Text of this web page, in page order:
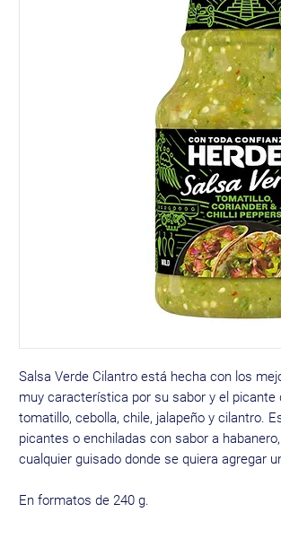
Salsa Verde Cilantro está hecha con los
muy característica por su sabor y el picante
tomatillo, cebolla, chile, jalapeño y cilantro.
picantes o enchiladas con sabor a
cualquier guisado donde se quiera agregar
En formatos de 240 g.